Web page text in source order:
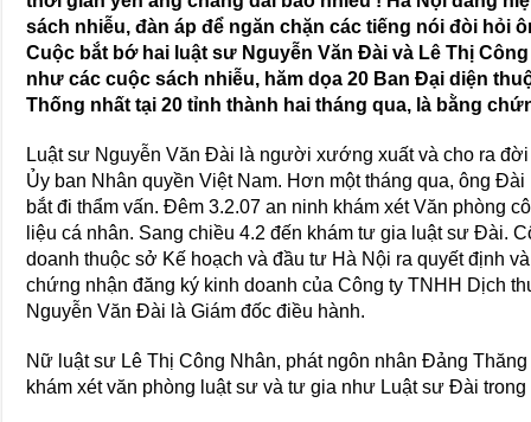
sách nhiễu, đàn áp để ngăn chặn các tiếng nói đòi hỏi
Cuộc bắt bớ hai luật sư Nguyễn Văn Đài và Lê Thị
như các cuộc sách nhiễu, hăm dọa 20 Ban Đại diện
Thống nhất tại 20 tỉnh thành hai tháng qua, là bằng
Luật sư Nguyễn Văn Đài là người xướng xuất và cho ra
Ủy ban Nhân quyền Việt Nam. Hơn một tháng qua, ông
bắt đi thẩm vấn. Đêm 3.2.07 an ninh khám xét Văn phòng
liệu cá nhân. Sang chiều 4.2 đến khám tư gia luật sư Đài.
doanh thuộc sở Kế hoạch và đầu tư Hà Nội ra quyết định
chứng nhận đăng ký kinh doanh của Công ty TNHH Dịch
Nguyễn Văn Đài là Giám đốc điều hành.
Nữ luật sư Lê Thị Công Nhân, phát ngôn nhân Đảng
khám xét văn phòng luật sư và tư gia như Luật sư Đài